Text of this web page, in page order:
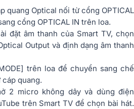
quang Optical nối từ cổng OPTICAL
cổng OPTICAL IN trên loa.
đặt âm thanh của Smart TV, chọn
Output và định dạng âm thanh
trên loa để chuyển sang chế
quang.
2 micro không dây và dùng điện
trên Smart TV để chọn bài hát.